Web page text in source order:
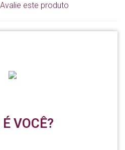
Avalie este produto
VOCÊ?